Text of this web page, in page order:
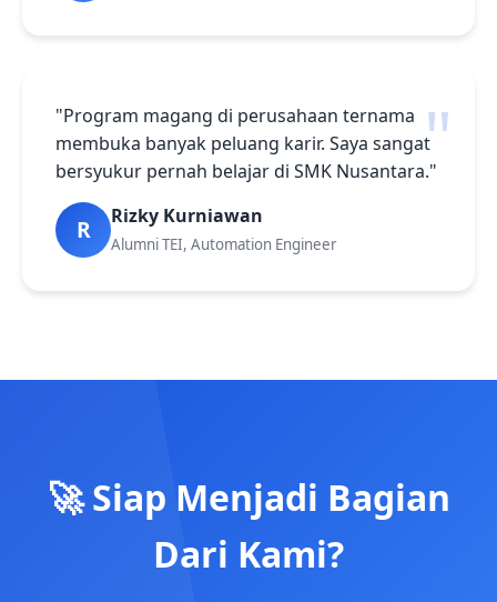
"Program magang di perusahaan ternama
membuka banyak peluang karir. Saya sangat
bersyukur pernah belajar di SMK Nusantara."
R Rizky Kurniawan
Alumni TEI, Automation Engineer
🚀 Siap Menjadi Bagian
Dari Kami?